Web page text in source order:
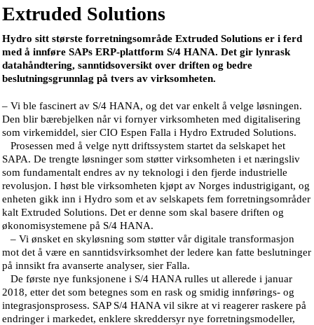
Extruded Solutions
Hydro sitt største forretningsområde Extruded Solutions er i ferd
med å innføre SAPs ERP-plattform S/4 HANA. Det gir lynrask
datahåndtering, sanntidsoversikt over driften og bedre
beslutningsgrunnlag på tvers av virksomheten.
– Vi ble fascinert av S/4 HANA, og det var enkelt å velge løsningen.
Den blir bærebjelken når vi fornyer virksomheten med digitalisering
som virkemiddel, sier CIO Espen Falla i Hydro Extruded Solutions.
Prosessen med å velge nytt driftssystem startet da selskapet het
SAPA. De trengte løsninger som støtter virksomheten i et næringsliv
som fundamentalt endres av ny teknologi i den fjerde industrielle
revolusjon. I høst ble virksomheten kjøpt av Norges industrigigant, og
enheten gikk inn i Hydro som et av selskapets fem forretningsområder
kalt Extruded Solutions. Det er denne som skal basere driften og
økonomisystemene på S/4 HANA.
– Vi ønsket en skyløsning som støtter vår digitale transformasjon
mot det å være en sanntidsvirksomhet der ledere kan fatte beslutninger
på innsikt fra avanserte analyser, sier Falla.
De første nye funksjonene i S/4 HANA rulles ut allerede i januar
2018, etter det som betegnes som en rask og smidig innførings- og
integrasjonsprosess. SAP S/4 HANA vil sikre at vi reagerer raskere på
endringer i markedet, enklere skreddersyr nye forretningsmodeller,